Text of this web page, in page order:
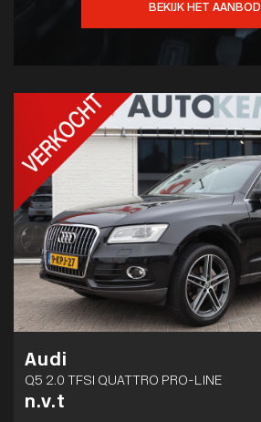
BEKIJK HET AANBOD
Audi
Q5 2.0 TFSI QUATTRO PRO-LINE
n.v.t